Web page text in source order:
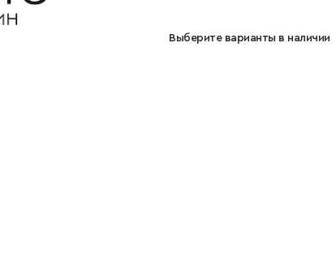
Выберите варианты в наличии